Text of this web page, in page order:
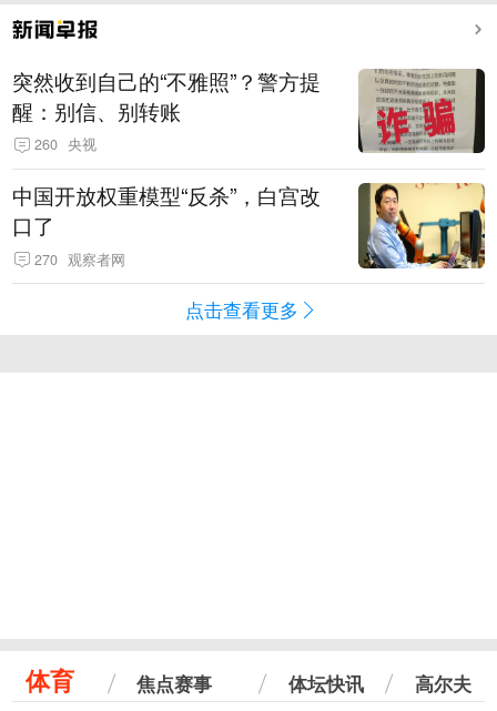
突然收到自己的“不雅照”？警方提
醒：别信、别转账
260 央视
中国开放权重模型“反杀”，白宫改
口了
270 观察者网
点击查看更多
体育 焦点赛事 体坛快讯 高尔夫